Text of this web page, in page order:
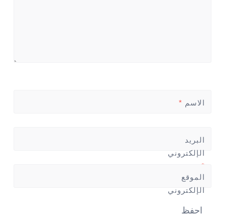
الاسم *
البريد
الإلكتروني
*
الموقع
الإلكتروني
احفظ